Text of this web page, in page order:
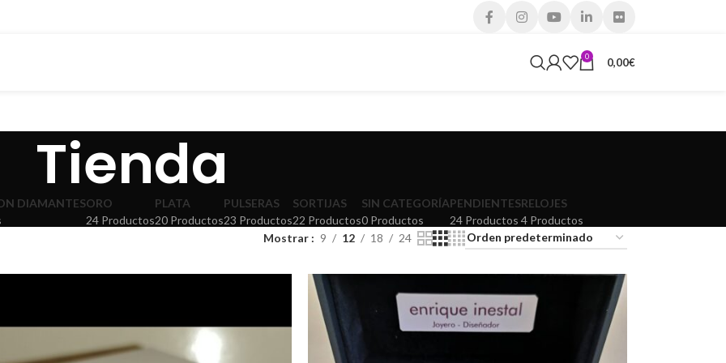
0 0,00€
Tienda
DIAMANTESORO
24 Productos
PLATA
20 Productos
PULSERAS
23 Productos
SORTIJAS
22 Productos
SIN CATEGORÍA
0 Productos
PENDIENTES
24 Productos
RELOJES
4 Productos
Mostrar 9 12 18 24